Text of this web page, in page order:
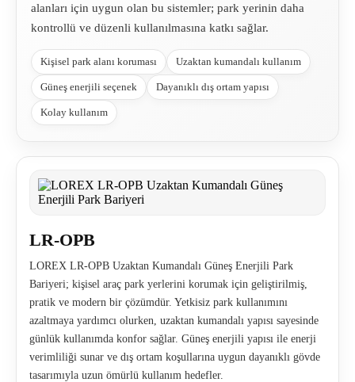
alanları için uygun olan bu sistemler; park yerinin daha
kontrollü ve düzenli kullanılmasına katkı sağlar.
Kişisel park alanı koruması Uzaktan kumandalı kullanım
Güneş enerjili seçenek Dayanıklı dış ortam yapısı
Kolay kullanım
LR-OPB
LOREX LR-OPB Uzaktan Kumandalı Güneş Enerjili Park
Bariyeri; kişisel araç park yerlerini korumak için geliştirilmiş,
pratik ve modern bir çözümdür. Yetkisiz park kullanımını
azaltmaya yardımcı olurken, uzaktan kumandalı yapısı sayesinde
günlük kullanımda konfor sağlar. Güneş enerjili yapısı ile enerji
verimliliği sunar ve dış ortam koşullarına uygun dayanıklı gövde
tasarımıyla uzun ömürlü kullanım hedefler.